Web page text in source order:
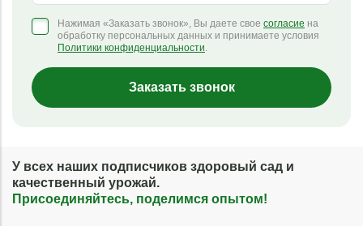
Нажимая «Заказать звонок», Вы даете свое согласие на
обработку персональных данных и принимаете условия
Политики конфиденциальности.
Заказать звонок
У всех наших подписчиков здоровый сад и
качественный урожай.
Присоединяйтесь, поделимся опытом!